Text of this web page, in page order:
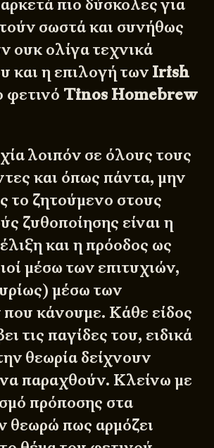
πιο δύσκολες για
σωστά και συνήθως
ουκ ολίγα τεχνικά
και η επιλογή των Irish
φετινό Tinos Homebrew
λοιπόν σε όλους τους
και όπως πάντα, μην
το ζητούμενο στους
ζυθοποίησης είναι η
και η πρόοδος ως
μέσω των επιτυχιών,
μέσω των
κάνουμε. Κάθε είδος
τις παγίδες του, ειδικά
θεωρία δείχνουν
παραχθούν. Κλείνω με
πρόποσης στα
θεωρώ πως αρμόζει